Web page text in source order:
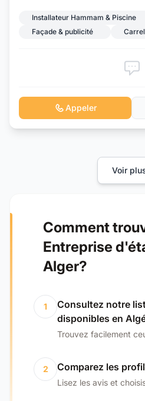
Installateur Hammam & Piscine
Façade & publicité
Appeler
Voir
Comment
Entreprise
Alger?
1
Consultez notre
disponibles en
Trouvez facilement
2 Comparez les
Lisez les avis et